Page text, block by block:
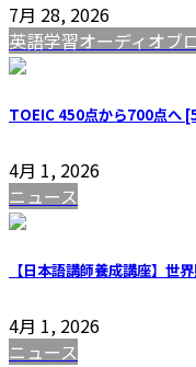
7月 28, 2026
英語学習オーディオブ
TOEIC 450点から700点へ
4月 1, 2026
ニュース
【日本語講師養成講座】世
4月 1, 2026
ニュース